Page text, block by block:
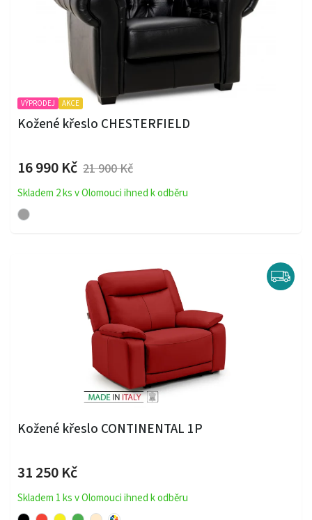
VÝPRODEJ AKCE
Kožené křeslo CHESTERFIELD
16 990 Kč 21 900 Kč
Skladem 2 ks v Olomouci ihned k odběru
Kožené křeslo CONTINENTAL 1P
31 250 Kč
Skladem 1 ks v Olomouci ihned k odběru